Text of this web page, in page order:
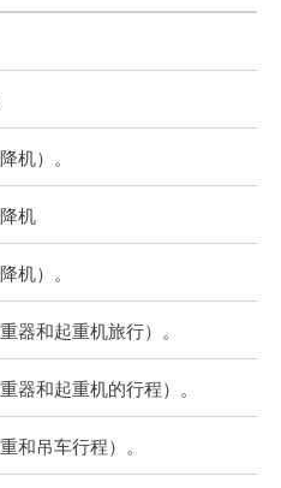
机）。
机
机）。
器和起重机旅行）。
器和起重机的行程）。
和吊车行程）。